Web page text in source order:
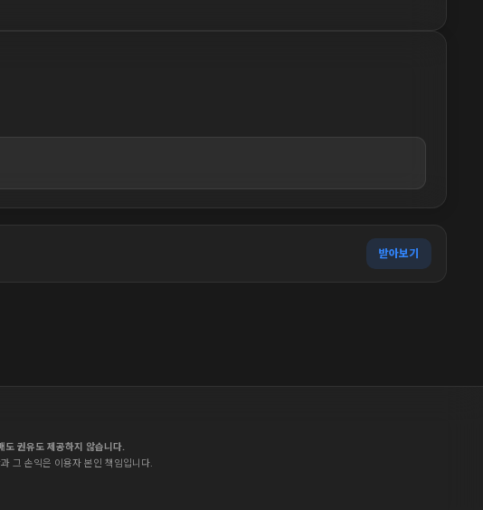
받아보기
도 권유도 제공하지 않습니다.
그 손익은 이용자 본인 책임입니다.